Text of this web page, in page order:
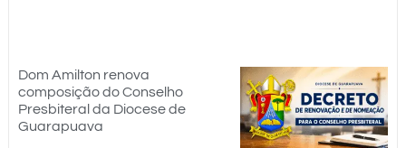
Dom Amilton renova
composição do Conselho
Presbiteral da Diocese de
Guarapuava